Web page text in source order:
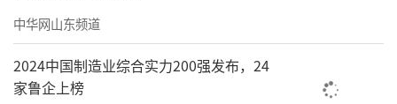
中华网山东频道
2024中国制造业综合实力200强发布，24
家鲁企上榜